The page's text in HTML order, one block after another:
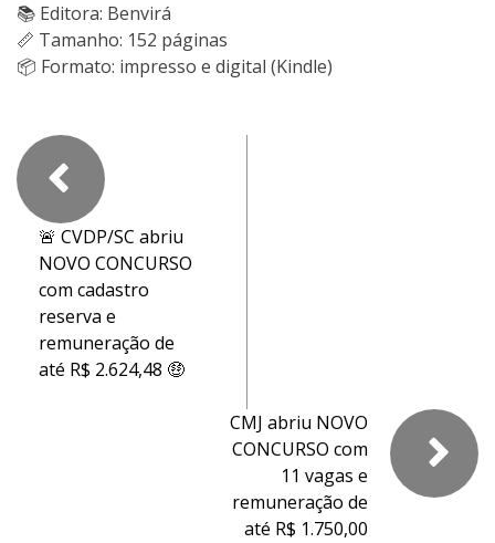
📚 Editora: Benvirá
📏 Tamanho: 152 páginas
📦 Formato: impresso e digital (Kindle)
🚨 CVDP/SC abriu
NOVO CONCURSO
com cadastro
reserva e
remuneração de
até R$ 2.624,48 🤑
CMJ abriu NOVO
CONCURSO com
11 vagas e
remuneração de
até R$ 1.750,00